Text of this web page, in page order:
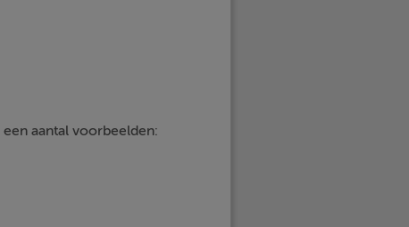
aantal voorbeelden: